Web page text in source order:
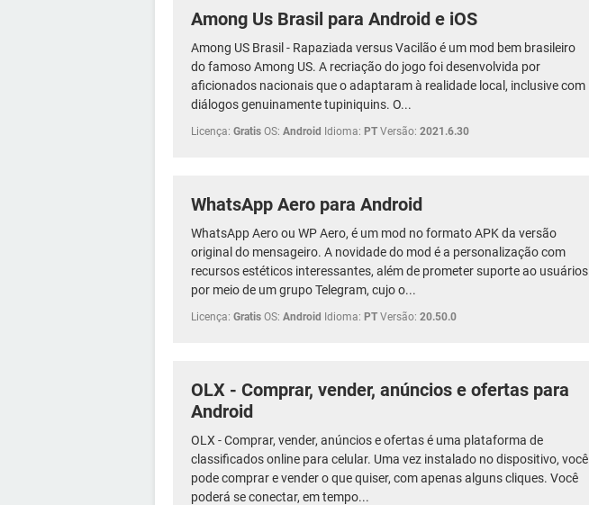
Among Us Brasil para Android e iOS
Among US Brasil - Rapaziada versus Vacilão é um mod bem brasileiro
do famoso Among US. A recriação do jogo foi desenvolvida por
aficionados nacionais que o adaptaram à realidade local, inclusive com
diálogos genuinamente tupiniquins. O...
Licença: Gratis OS: Android Idioma: PT Versão: 2021.6.30
WhatsApp Aero para Android
WhatsApp Aero ou WP Aero, é um mod no formato APK da versão
original do mensageiro. A novidade do mod é a personalização com
recursos estéticos interessantes, além de prometer suporte ao usuários
por meio de um grupo Telegram, cujo o...
Licença: Gratis OS: Android Idioma: PT Versão: 20.50.0
OLX - Comprar, vender, anúncios e ofertas para
Android
OLX - Comprar, vender, anúncios e ofertas é uma plataforma de
classificados online para celular. Uma vez instalado no dispositivo, você
pode comprar e vender o que quiser, com apenas alguns cliques. Você
poderá se conectar, em tempo...